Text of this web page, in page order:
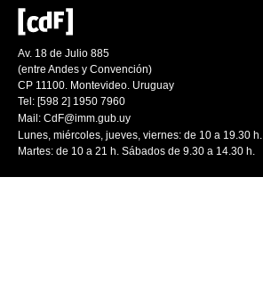
Av. 18 de Julio 885
(entre Andes y Convención)
CP 11100. Montevideo. Uruguay
Tel: [598 2] 1950 7960
Mail: CdF@imm.gub.uy
Lunes, miércoles, jueves, viernes: de 10 a 19.30 h.
Martes: de 10 a 21 h. Sábados de 9.30 a 14.30 h.